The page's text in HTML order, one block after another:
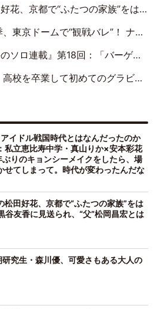
族”をはしご！ “母”黒谷友香に見送られ、“父”松岡昌宏とはハシゴ酒
・塙も認めた「巨人に詳しすぎるアイドル」は元VENUSスクール生で杉内コーチ推し⁉
18回：「バーゲンセールハンターみうな inしまむら」編
初めてのグラビア「大人になった感じがしました(笑)」
アイドル戦国時代とはなんだったのか
私立恵比寿中学・真山りか×安本彩花
ぶりのキョンシーメイクをしたら、場
せてしまって。時代が変わったんだな
松田好花、京都で“ふたつの家族”をは
谷友香に見送られ、“父”松岡昌宏とは
究生・森川優、可愛さもある大人の